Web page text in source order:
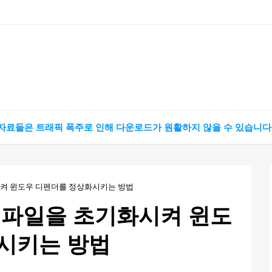
료들은 트래픽 폭주로 인해 다운로드가 원활하지 않을 수 있습니
윈도우 디펜더를 정상화시키는 방법
일을 초기화시켜 윈도
키는 방법